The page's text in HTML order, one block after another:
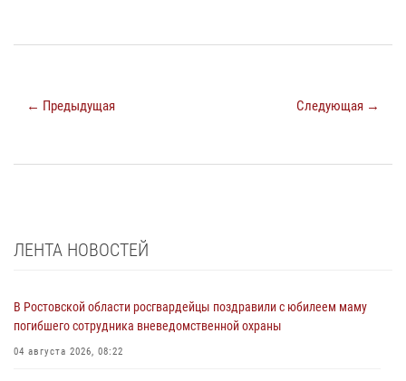
← Предыдущая Следующая →
ЛЕНТА НОВОСТЕЙ
В Ростовской области росгвардейцы поздравили с юбилеем маму
погибшего сотрудника вневедомственной охраны
04 августа 2026, 08:22